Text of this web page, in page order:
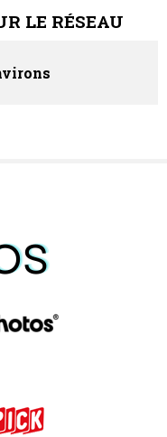
LE RÉSEAU